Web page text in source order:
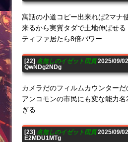
寓話の小道コピー出来れば2マナ
来るから実質タダで土地伸ばせる
ティファ居たら8倍パワー
[22] 名無しのイゼット団員2025/09/
QwNDg2NDg
カメラだのフィルムカウンター
アンコモンの市民にも変な能力
ぎる
[23] 名無しのイゼット団員2025/09/
E2MDU1MTg